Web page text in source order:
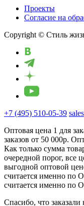
Проекты
Cогласие на
Copyright © Стиль
+7 (495) 510-05-39
Оптовая цена 1 для
заказов от 50 000р.
Как только сумма
очередной порог, все
выгодной оптовой
считается именно по
считается именно по
Спасибо, что заказали